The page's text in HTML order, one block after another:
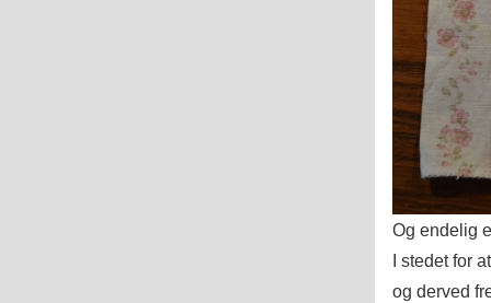
Og endelig
I stedet for
og derved